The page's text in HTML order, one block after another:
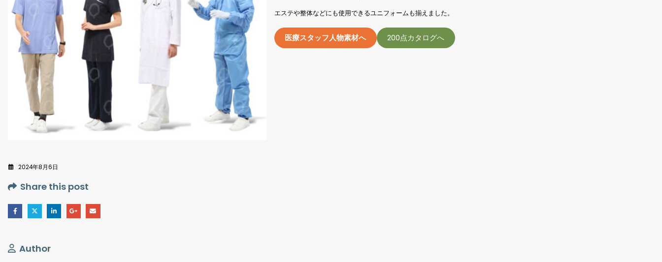
エステや整体などにも使用できるユニフォームも揃えました。
医療スタッフ人物素材へ 200点カタログへ
2024年8月6日
Share this post
Author